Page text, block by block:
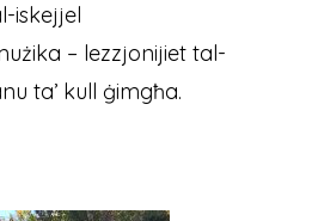
iskejjel
– lezzjonijiet tal-
ta’ kull ġimgħa.